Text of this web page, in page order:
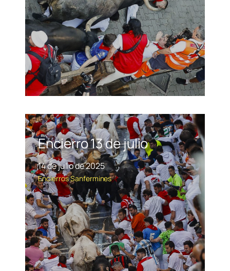
Encierro 13 de julio
14 de julio de 2025
Encierros Sanfermines